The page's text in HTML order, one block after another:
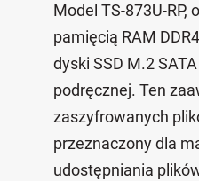
Model TS-873U-
pamięcią RAM
dyski SSD M.2
podręcznej. Ten
zaszyfrowanych
przeznaczony dla
udostępniania